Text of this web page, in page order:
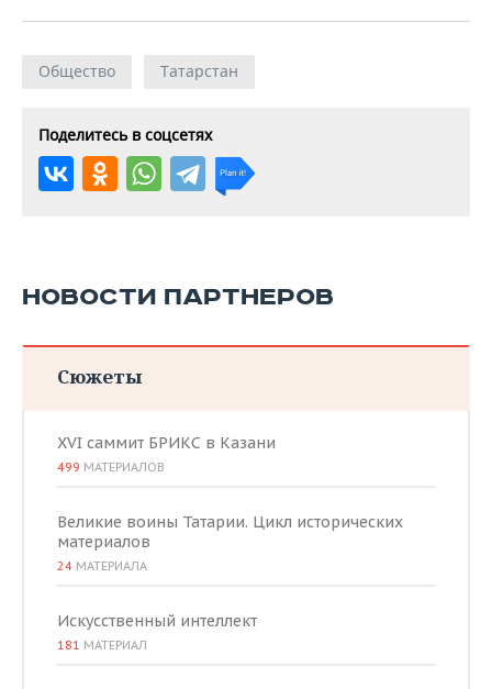
Общество Татарстан
Поделитесь в соцсетях
НОВОСТИ ПАРТНЕРОВ
Сюжеты
XVI саммит БРИКС в Казани
499 МАТЕРИАЛОВ
Великие воины Татарии. Цикл исторических
материалов
24 МАТЕРИАЛА
Искусственный интеллект
181 МАТЕРИАЛ